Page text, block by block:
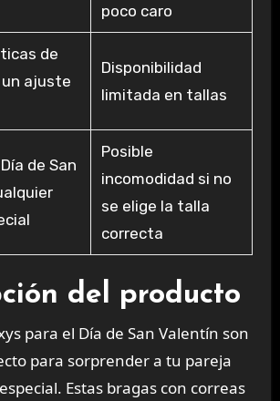
poco caro
de
ajuste
Disponibilidad
limitada en tallas
de San
Posible
incomodidad si no
se elige la talla
correcta
del producto
para el Día de San Valentín son
para sorprender a tu pareja
Estas bragas con correas